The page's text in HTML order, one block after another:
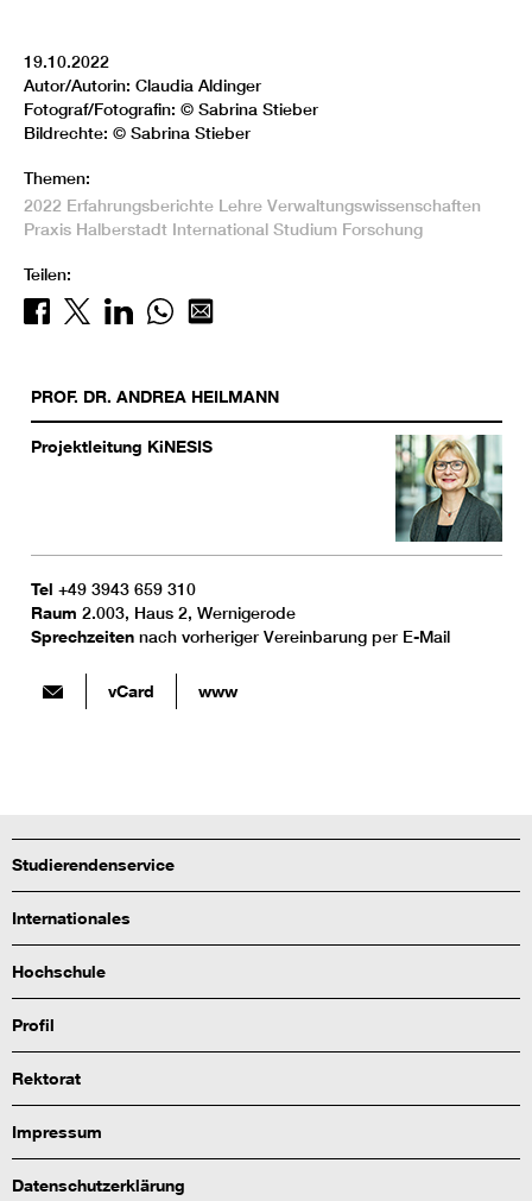
19.10.2022
Autor/Autorin: Claudia Aldinger
Fotograf/Fotografin: © Sabrina Stieber
Bildrechte: © Sabrina Stieber
Themen:
2022 Erfahrungsberichte Lehre Verwaltungswissenschaften
Praxis Halberstadt International Studium Forschung
Teilen:
PROF. DR. ANDREA HEILMANN
Projektleitung KiNESIS
Tel +49 3943 659 310
Raum 2.003, Haus 2, Wernigerode
Sprechzeiten nach vorheriger Vereinbarung per E-Mail
vCard www
Studierendenservice
Internationales
Hochschule
Profil
Rektorat
Impressum
Datenschutzerklärung